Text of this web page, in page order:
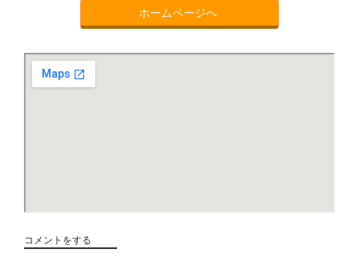
ホームページへ
コメントをする